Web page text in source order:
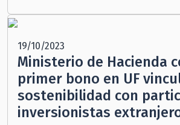
19/10/2023
Ministerio de Hacienda
primer bono en UF
sostenibilidad con
inversionistas